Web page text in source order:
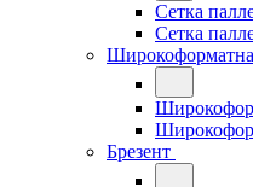
Сетка
Сетка
Брезент